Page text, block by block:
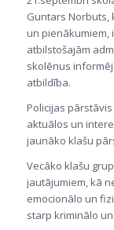
Guntars Norbuts,
un pienākumiem,
atbilstošajām
skolēnus
atbildība.
Policijas
aktuālos un
jaunāko klašu
Vecāko klašu
jautājumiem, kā
emocionālo un
starp kriminālo